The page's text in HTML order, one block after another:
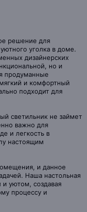
решение для
уголка в доме.
дизайнерских
но и
продуманные
и комфортный
подходит для
светильник не займет
важно для
и легкость в
настоящим
и данное
Наша настольная
уютом, создавая
процессу и